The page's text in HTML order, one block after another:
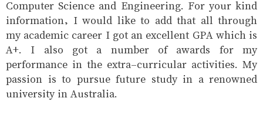
Computer Science and Engineering. For your kind
information, I would like to add that all through
my academic career I got an excellent GPA which is
A+. I also got a number of awards for my
performance in the extra-curricular activities. My
passion is to pursue future study in a renowned
university in Australia.